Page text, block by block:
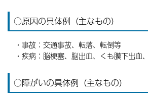
○原因の具体例（主なもの）
・事故：交通事故、転落、転倒等
・疾病：脳梗塞、脳出血、くも膜下出血
○障がいの具体例（主なもの）